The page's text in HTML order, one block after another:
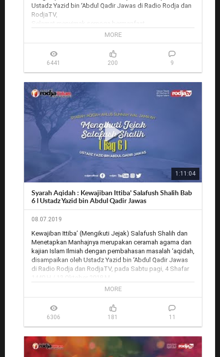
Ustadz Yazid bin ‘Abdul Qadir Jawas di Radio Rodja dan
RodjaTV,
Selamat menyimak semoga bermanfaat.
___
Gabung dan subscribe di media sosial Rodja TV:
Youtube: youtube.com/rodjatv/
Google+: google.com/+rodjatv
Situs web: http://rodja.tv
Live stream (primer):
Live stream Youtube: http://live2.rodja.tv
Rodja TV melalui satelit: Satelit Palapa D, Frekuensi: 4057,
Symbol Rate: 2727, Polaritas: H (Horizontal), Video PID:
106, Audio PID: 107, PCR PID: 106
http://rodja.tv/outlet
Rekaman audio:
Rodja.TV:
https://rodja.tv/
MORE
6441 200 9
1:11:04
Syarah Aqidah : Kewajiban Ittiba' Salafush Shalih Bab
6 l Ustadz Yazid bin Abdul Qadir Jawas
08.07.2019
Kewajiban Ittiba’ (Mengikuti Jejak) Salafush Shalih dan
Menetapkan Manhajnya merupakan ceramah agama dan
kajian Islam Ilmiah dengan pembahasan masalah ‘aqidah,
disampaikan oleh Ustadz Yazid bin ‘Abdul Qadir Jawas
di Radio Rodja dan RodjaTV, pada Sabtu pagi, 4 Shafar
1440 H / 13 Oktober 2018 M.
Kitab ini, Syarah Aqidah Ahlus Sunnah wal Jama’ah pada
hakikatnyanya sudah selesai kita bahas. Setelah berjalan
kurang lebih hampir delapan tahun. Tetapi karena
sebagian besar juga baru ngaji, maka saya mengulangi
tentang masalah aqidah ini karena ini merupakan
MORE
6306 181 11